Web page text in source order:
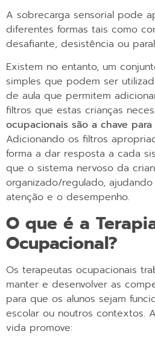
A sobrecarga sensorial pode
diferentes formas tais como
desafiante, desistência ou
Existem no entanto, um
simples que podem ser
de aula que permitem
filtros que estas crianças
ocupacionais são a chave
Adicionando os filtros
forma a dar resposta a cada
que o sistema nervoso da
organizado/regulado,
atenção e o desempenho.
O que é a
Ocupacional?
Os terapeutas ocupacionais
manter e desenvolver as
para que os alunos sejam
escolar ou noutros contextos.
vida promove: